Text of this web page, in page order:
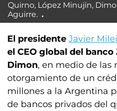
Quirno, López Minujín,
Aguirre.
El presidente Javier Milei
el CEO global del
Dimon, en medio de las
otorgamiento de un
millones a la Argentina
de bancos privados del